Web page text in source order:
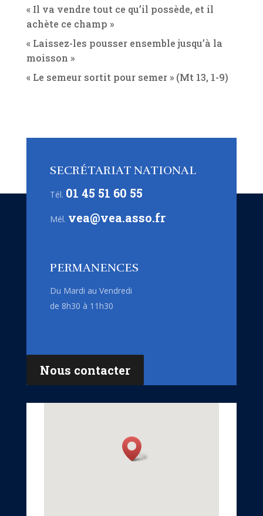
« Il va vendre tout ce qu’il possède, et il
achète ce champ »
« Laissez-les pousser ensemble jusqu’à la
moisson »
« Le semeur sortit pour semer » (Mt 13, 1-9)
SECRÉTARIAT NATIONAL
Tél. 01 45 51 60 55
Mél. vea@vea.asso.fr
PERMANENCES
Du Mardi au Vendredi
de 8h30 à 11h30
Nous contacter